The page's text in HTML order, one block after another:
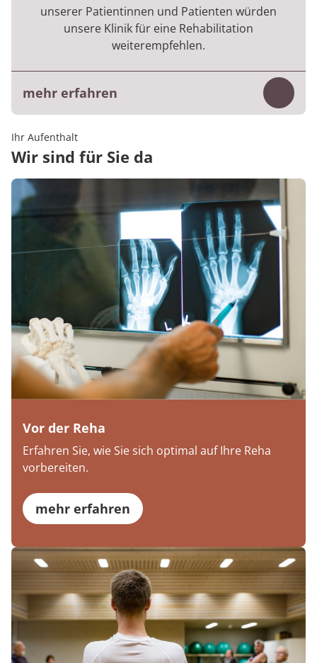
Die Ergebnisse beruhen auf 893 Befragungen
aus dem 1. Halbjahr 2026.
unserer Patientinnen und Patienten würden
unsere Klinik für eine Rehabilitation
weiterempfehlen.
mehr erfahren
Befragung, die die Patientinnen und
beantworten.
Die Ergebnisse beruhen auf 769 Befragungen
aus dem 1. Halbjahr 2026.
Ihr Aufenthalt
Wir sind für Sie da
Vor der Reha
Erfahren Sie, wie Sie sich optimal auf Ihre Reha
vorbereiten.
mehr erfahren